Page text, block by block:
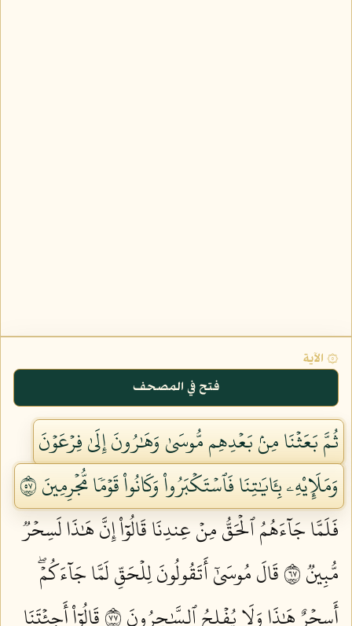
۞ الآية
فتح في المصحف
ثُمَّ بَعَثۡنَا مِنۢ بَعۡدِهِم مُّوسَىٰ وَهَٰرُونَ إِلَىٰ فِرۡعَوۡنَ
وَمَلَإِيْهِۦ بِـَٔايَٰتِنَا فَٱسۡتَكۡبَرُواْ وَكَانُواْ قَوۡمٗا مُّجۡرِمِينَ ٧٥
فَلَمَّا جَآءَهُمُ ٱلۡحَقُّ مِنۡ عِندِنَا قَالُوٓاْ إِنَّ هَٰذَا لَسِحۡرٞ
مُّبِينٞ ٧٦
قَالَ مُوسَىٰٓ أَتَقُولُونَ لِلۡحَقِّ لَمَّا جَآءَكُمۡۖ
أَسِحۡرٌ هَٰذَا وَلَا يُفۡلِحُ ٱلسَّٰحِرُونَ ٧٧
قَالُوٓاْ أَجِئۡتَنَا